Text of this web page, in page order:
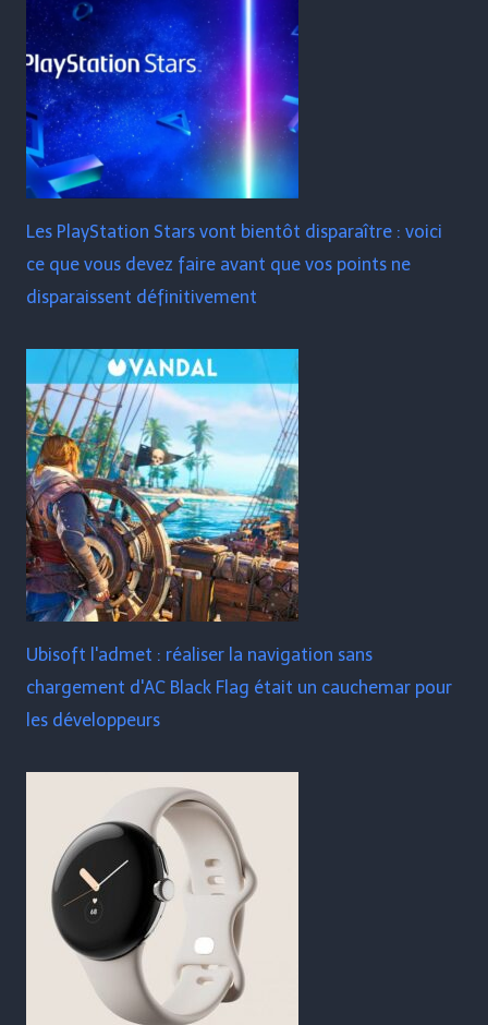
Les PlayStation Stars vont bientôt disparaître : voici
ce que vous devez faire avant que vos points ne
disparaissent définitivement
Ubisoft l'admet : réaliser la navigation sans
chargement d'AC Black Flag était un cauchemar pour
les développeurs